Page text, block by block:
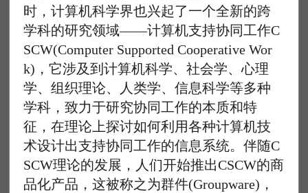
时，计算机科学界也兴起了一个全新的跨
学科的研究领域——计算机支持协同工作C
SCW(Computer Supported Cooperative Wor
k)，它涉及到计算机科学、社会学、心理
学、组织理论、人类学、信息科学等多种
学科，致力于研究协同工作的本质和特
征，在理论上探讨如何利用各种计算机技
术设计出支持协同工作的信息系统。伴随C
SCW理论的发展，人们开始推出CSCW的商
品化产品，这被称之为群件(Groupware)，